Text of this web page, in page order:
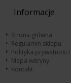
Informacje
Strona główna
Regulamin sklepu
Polityka prywatności
Mapa witryny
Kontakt